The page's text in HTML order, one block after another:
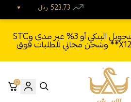
خصم يصل إلى 7.5% بالتحويل البنكي أو 3% عبر مدى وSTC
Pay + خصم بكود **X123** وشحن مجاني للطلبات فوق
الأربش للذهب
0
ريال 523.73